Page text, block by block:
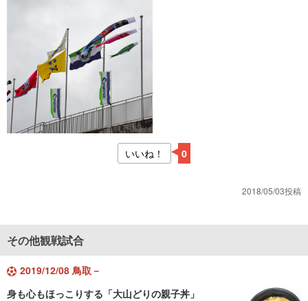
いいね！ 0
2018/05/03投稿
その他観戦試合
2019/12/08 鳥取－
身も心もほっこりする「大山どりの親子丼」